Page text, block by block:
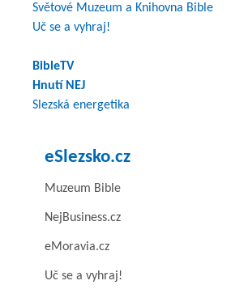
Světové Muzeum a Knihovna Bible
Uč se a vyhraj!
BibleTV
Hnutí NEJ
Slezská energetika
eSlezsko.cz
Muzeum Bible
NejBusiness.cz
eMoravia.cz
Uč se a vyhraj!